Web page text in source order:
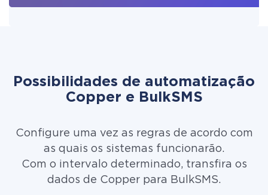
Possibilidades de automatização
Copper e BulkSMS
Configure uma vez as regras de acordo com
as quais os sistemas funcionarão.
Com o intervalo determinado, transfira os
dados de Copper para BulkSMS.